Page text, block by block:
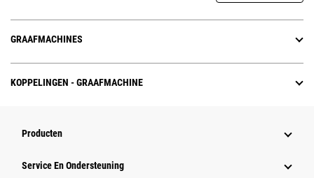
GRAAFMACHINES
KOPPELINGEN - GRAAFMACHINE
Producten
Service En Ondersteuning